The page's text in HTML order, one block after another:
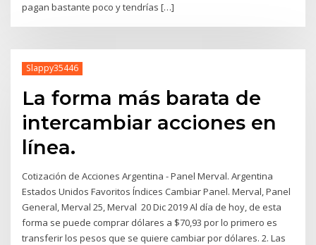
pagan bastante poco y tendrías […]
Slappy35446
La forma más barata de
intercambiar acciones en
línea.
Cotización de Acciones Argentina - Panel Merval. Argentina
Estados Unidos Favoritos Índices Cambiar Panel. Merval, Panel
General, Merval 25, Merval 20 Dic 2019 Al día de hoy, de esta
forma se puede comprar dólares a $70,93 por lo primero es
transferir los pesos que se quiere cambiar por dólares. 2. Las